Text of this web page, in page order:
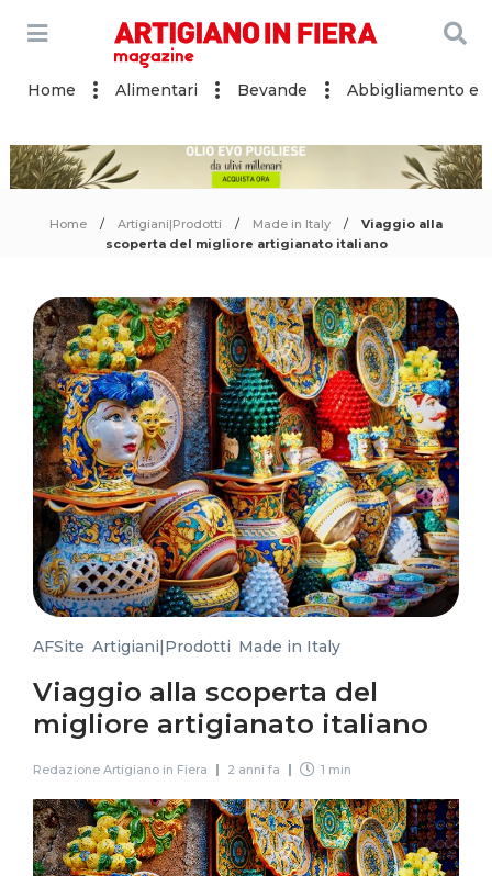
Home Alimentari Bevande Abbigliamento e
Home Artigiani|Prodotti Made in Italy
Viaggio alla
scoperta del migliore artigianato italiano
AFSite Artigiani|Prodotti Made in Italy
Viaggio alla scoperta del
migliore artigianato italiano
Redazione Artigiano in Fiera 2 anni fa 1 min